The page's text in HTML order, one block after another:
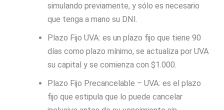
simulando previamente, y sólo es necesario
que tenga a mano su DNI.
Plazo Fijo UVA: es un plazo fijo que tiene 90
días como plazo mínimo, se actualiza por UVA
su capital y se comienza con $1.000.
Plazo Fijo Precancelable – UVA: es el plazo
fijo que estipula que lo puede cancelar